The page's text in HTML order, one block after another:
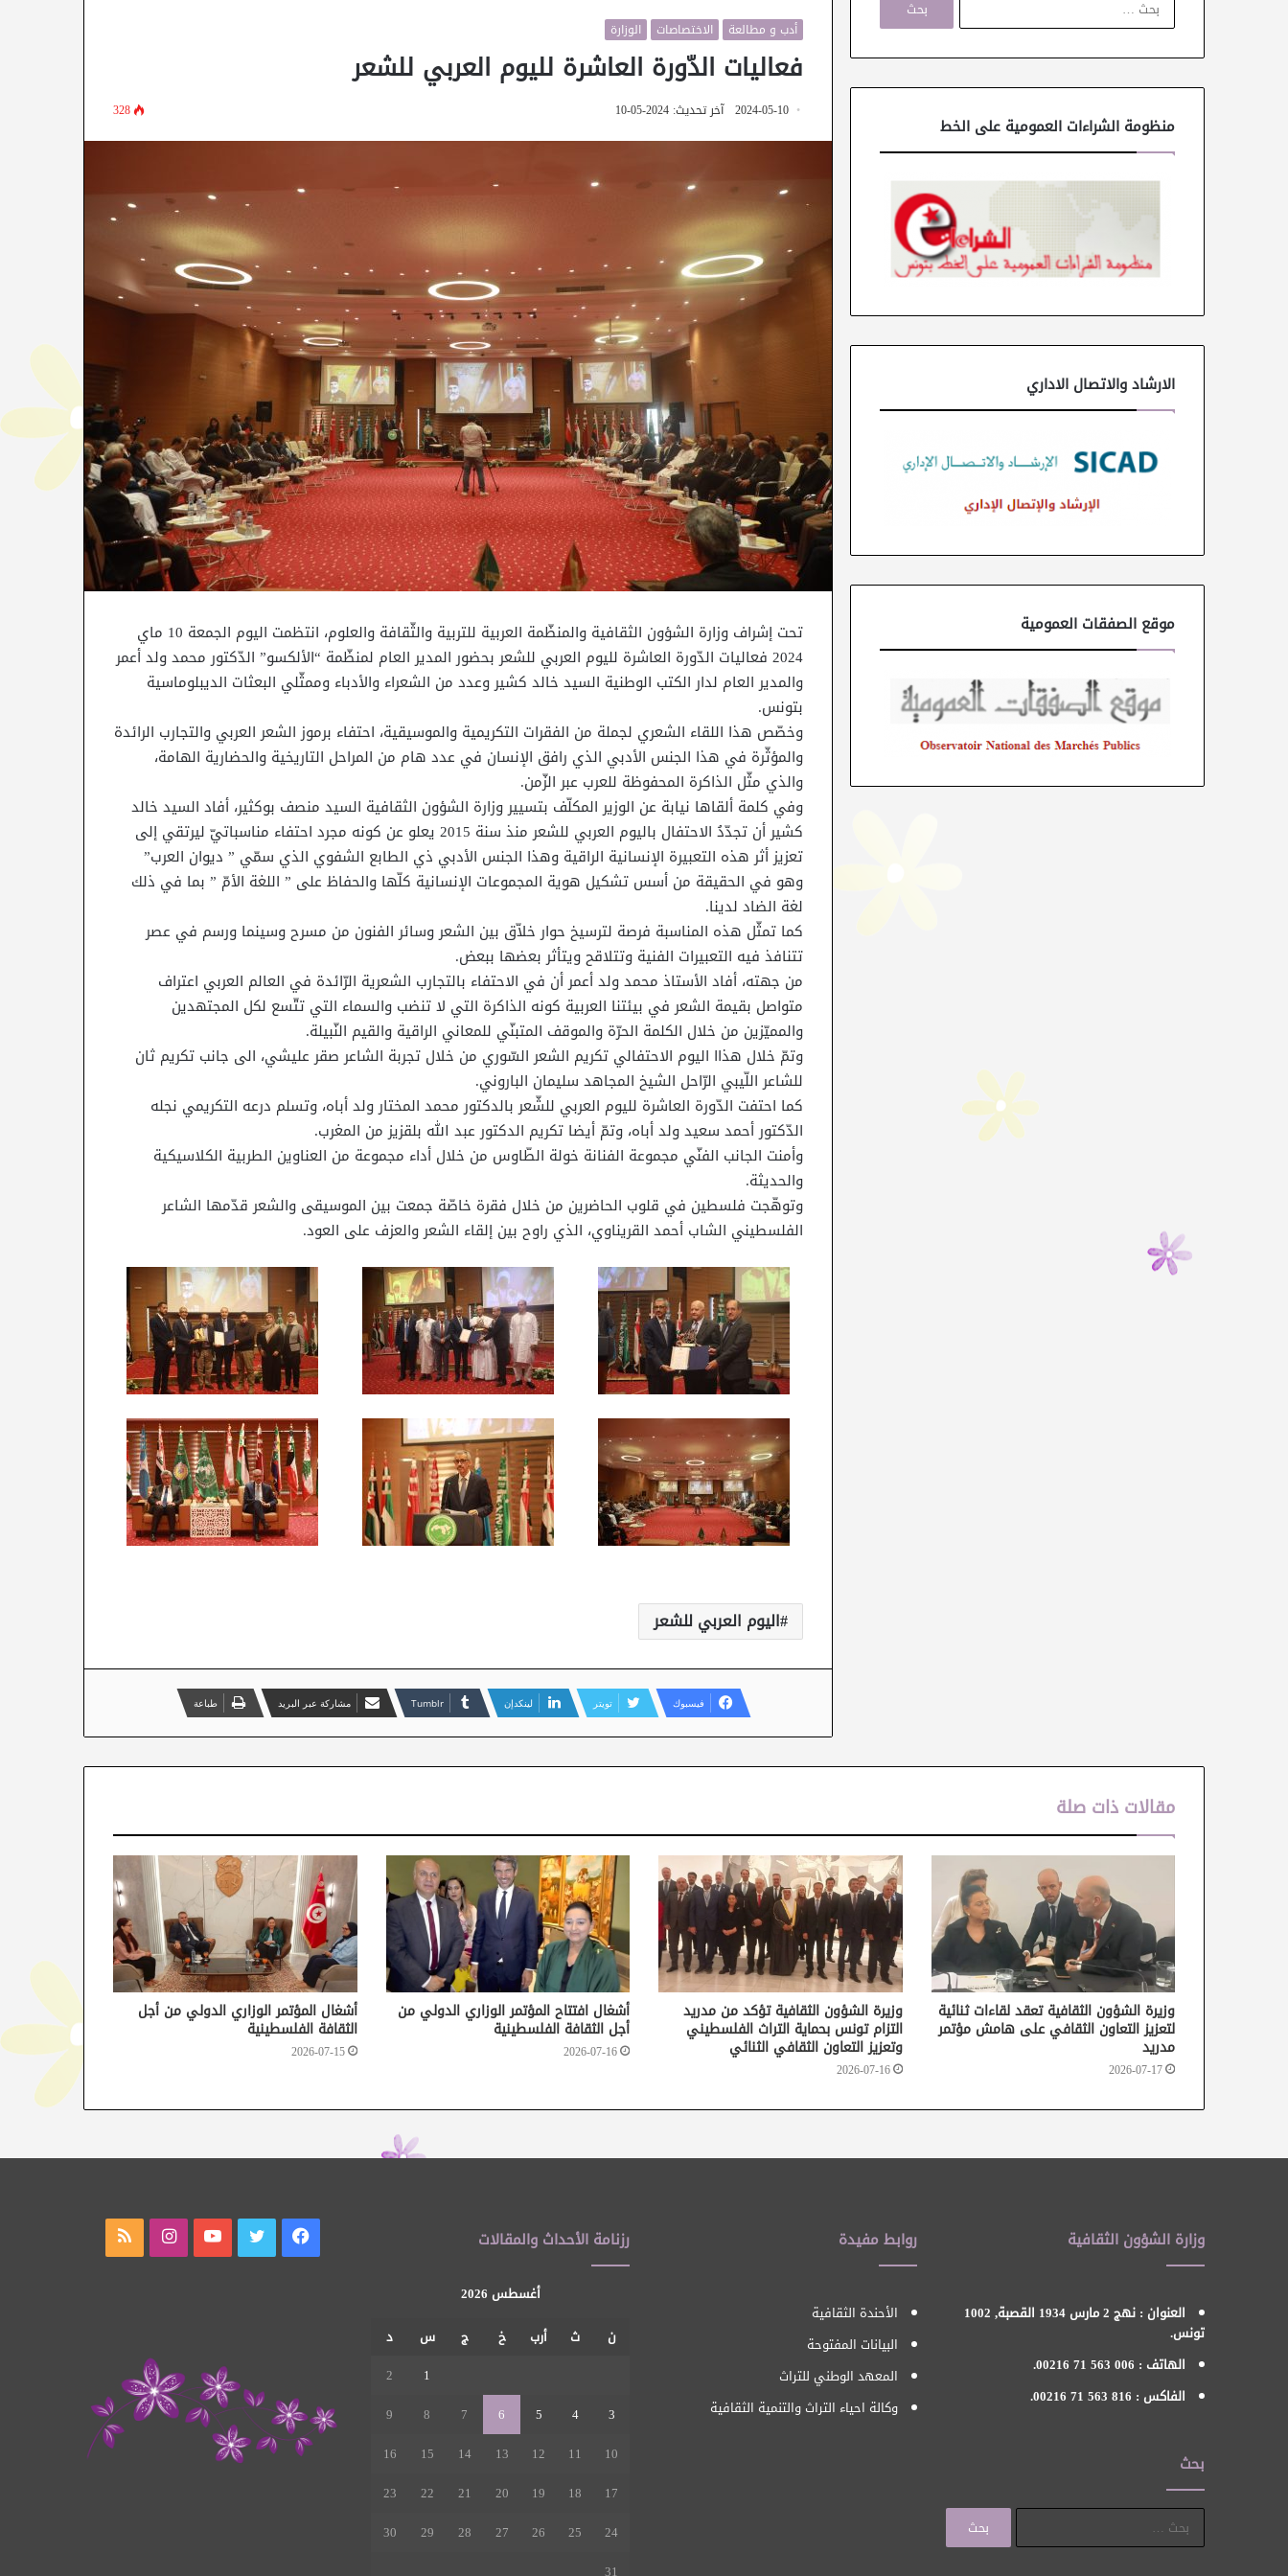
أدب و مطالعة الاختصاصات الوزارة
فعاليات الدّورة العاشرة لليوم العربي للشعر
2024-05-10 آخر تحديث: 2024-05-10 328
تحت إشراف وزارة الشؤون الثقافية والمنظّمة العربية للتربية والثّقافة والعلوم، انتظمت اليوم الجمعة 10 ماي
2024 فعاليات الدّورة العاشرة لليوم العربي للشعر بحضور المدير العام لمنظّمة “الألكسو” الدّكتور محمد ولد أعمر
والمدير العام لدار الكتب الوطنية السيد خالد كشير وعدد من الشعراء والأدباء وممثّلي البعثات الديبلوماسية
بتونس.
وخصّص هذا اللقاء الشعري لجملة من الفقرات التكريمية والموسيقية، احتفاء برموز الشعر العربي والتجارب الرائدة
والمؤثّرة في هذا الجنس الأدبي الذي رافق الإنسان في عدد هام من المراحل التاريخية والحضارية الهامة،
والذي مثّل الذاكرة المحفوظة للعرب عبر الزّمن.
وفي كلمة ألقاها نيابة عن الوزير المكلّف بتسيير وزارة الشؤون الثقافية السيد منصف بوكثير، أفاد السيد خالد
كشير أن تجدّدُ الاحتفال باليوم العربي للشعر منذ سنة 2015 يعلو عن كونه مجرد احتفاء مناسباتيّ ليرتقي إلى
تعزيز أثر هذه التعبيرة الإنسانية الراقية وهذا الجنس الأدبي ذي الطابع الشفوي الذي سمّي ” ديوان العرب”
وهو في الحقيقة من أسس تشكيل هوية المجموعات الإنسانية كلّها والحفاظ على ” اللغة الأمّ ” بما في ذلك
لغة الضاد لدينا.
كما تمثّل هذه المناسبة فرصة لترسيخ حوار خلاّق بين الشعر وسائر الفنون من مسرح وسينما ورسم في عصر
تتنافذ فيه التعبيرات الفنية وتتلاقح ويتأثر بعضها ببعض.
من جهته، أفاد الأستاذ محمد ولد أعمر أن في الاحتفاء بالتجارب الشعرية الرّائدة في العالم العربي اعتراف
متواصل بقيمة الشعر في بيئتنا العربية كونه الذاكرة التي لا تنضب والسماء التي تتّسع لكل المجتهدين
والمميّزين من خلال الكلمة الحرّة والموقف المتبنّي للمعاني الراقية والقيم النّبيلة.
وتمّ خلال هذاا اليوم الاحتفالي تكريم الشعر السّوري من خلال تجربة الشاعر صقر عليشي، الى جانب تكريم ثان
للشاعر اللّيبي الرّاحل الشيخ المجاهد سليمان الباروني.
كما احتفت الدّورة العاشرة لليوم العربي للشّعر بالدكتور محمد المختار ولد أباه، وتسلم درعه التكريمي نجله
الدّكتور أحمد سعيد ولد أباه، وتمّ أيضا تكريم الدكتور عبد الله بلقزيز من المغرب.
وأمنت الجانب الفنّي مجموعة الفنانة خولة الطّاوس من خلال أداء مجموعة من العناوين الطربية الكلاسيكية
والحديثة.
وتوهّجت فلسطين في قلوب الحاضرين من خلال فقرة خاصّة جمعت بين الموسيقى والشعر قدّمها الشاعر
الفلسطيني الشاب أحمد القريناوي، الذي راوح بين إلقاء الشعر والعزف على العود.
اليوم العربي للشعر
فيسبوك تويتر لينكدإن مشاركة عبر البريد طباعة
ح
ن
منظومة الشراءات العمومية على الخط
الارشاد والاتصال الاداري
موقع الصفقات العمومية
مقالات ذات صلة
وزيرة الشؤون الثقافية تعقد لقاءات ثنائية
لتعزيز التعاون الثقافي على هامش مؤتمر
مدريد
2026-07-17
وزيرة الشؤون الثقافية تؤكد من مدريد
التزام تونس بحماية التراث الفلسطيني
وتعزيز التعاون الثقافي الثنائي
2026-07-16
أشغال افتتاح المؤتمر الوزاري الدولي من
أجل الثقافة الفلسطينية
2026-07-16
أشغال المؤتمر الوزاري الدولي من أجل
الثقافة الفلسطينية
2026-07-15
وزارة الشؤون الثقافية
العنوان : نهج 2 مارس 1934 القصبة, 1002
تونس.
الهاتف : 006 563 71 00216.
الفاكس : 816 563 71 00216.
بحث
روابط مفيدة
الأحندة الثقافية
البيانات المفتوحة
المعهد الوطني للتراث
وكالة احياء التراث والتنمية الثقافية
رزنامة الأحداث والمقالات
أغسطس 2026
ن
ث أرب خ ج س
د
1
2
3
4
5
6
7
8
9
10
11
12
13
14
15
16
17
18
19
20
21
22
23
24
25
26
27
28
29
30
فيسبوك تويتر يوتيوب انستقرام